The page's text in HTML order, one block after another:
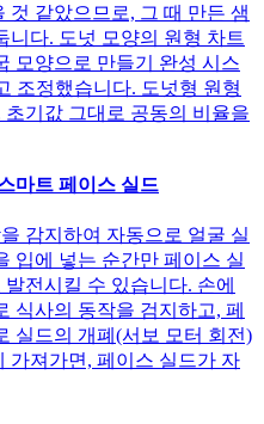
것 같았으므로, 그 때 만든 샘
니다. 도넛 모양의 원형 차트
모양으로 만들기 완성 시스
조정했습니다. 도넛형 원형
기값 그대로 공동의 비율을
마트 페이스 실드
감지하여 자동으로 얼굴 실
입에 넣는 순간만 페이스 실
전시킬 수 있습니다. 손에
식사의 동작을 검지하고, 페
실드의 개폐(서보 모터 회전)
가져가면, 페이스 실드가 자